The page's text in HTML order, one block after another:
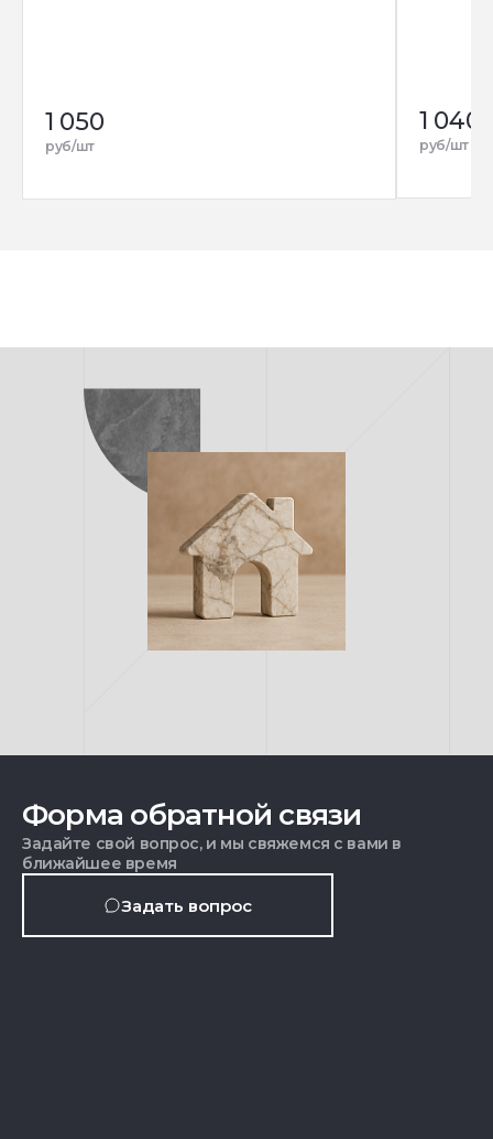
1 050
руб/шт
1 040
руб/шт
Форма обратной связи
Задайте свой вопрос, и мы свяжемся с вами в
ближайшее время
Задать вопрос